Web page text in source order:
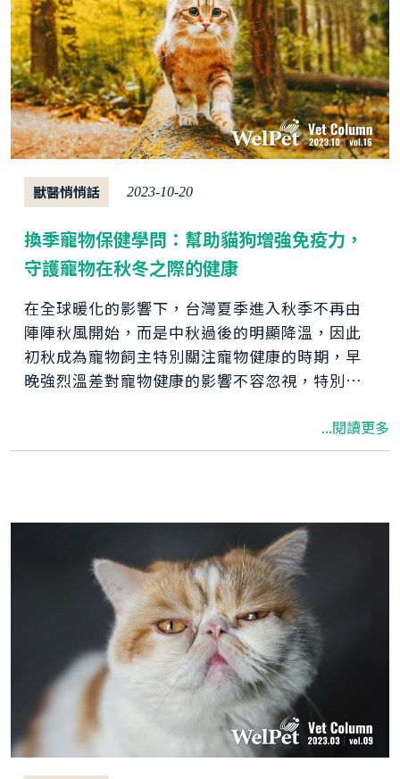
獸醫悄悄話 2023-10-20
換季寵物保健學問：幫助貓狗增強免疫力，
守護寵物在秋冬之際的健康
在全球暖化的影響下，台灣夏季進入秋季不再由
陣陣秋風開始，而是中秋過後的明顯降溫，因此
初秋成為寵物飼主特別關注寵物健康的時期，早
晚強烈溫差對寵物健康的影響不容忽視，特別是
獸醫師針對換季時在臨床上常見的貓狗症狀，並
告訴飼主該如何在秋冬換季時幫助貓狗增強免疫
...閱讀更多